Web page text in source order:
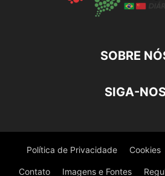
SOBRE
SIGA-
Política de Privacidade Cookies
Contato Imagens e Fontes